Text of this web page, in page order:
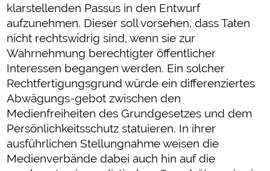
klarstellenden Passus in den Entwurf
aufzunehmen. Dieser soll vorsehen, dass Taten
nicht rechtswidrig sind, wenn sie zur
Wahrnehmung berechtigter öffentlicher
Interessen begangen werden. Ein solcher
Rechtfertigungsgrund würde ein differenziertes
Abwägungs-gebot zwischen den
Medienfreiheiten des Grundgesetzes und dem
Persönlichkeitsschutz statuieren. In ihrer
ausführlichen Stellungnahme weisen die
Medienverbände dabei auch hin auf die